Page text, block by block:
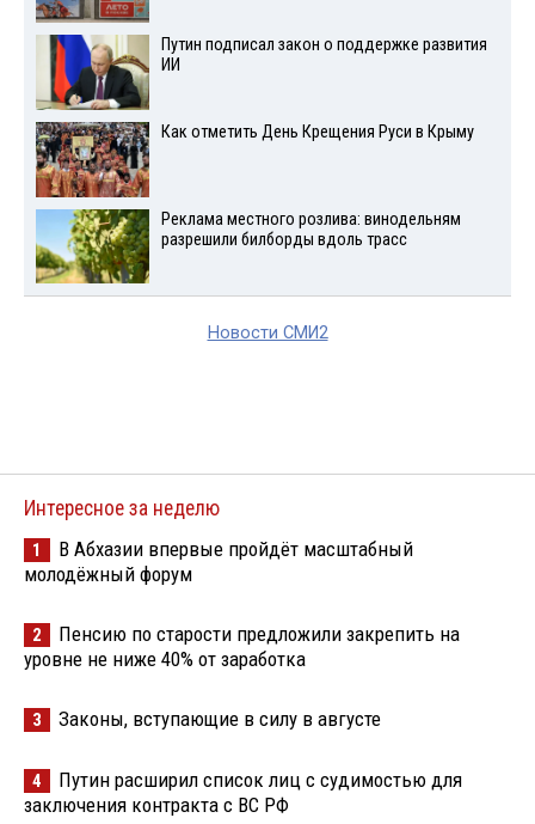
Путин подписал закон о поддержке развития
ИИ
Как отметить День Крещения Руси в Крыму
Реклама местного розлива: винодельням
разрешили билборды вдоль трасс
Новости СМИ2
Интересное за неделю
1
В Абхазии впервые пройдёт масштабный
молодёжный форум
2
Пенсию по старости предложили закрепить на
уровне не ниже 40% от заработка
3 Законы, вступающие в силу в августе
4
Путин расширил список лиц с судимостью для
заключения контракта с ВС РФ